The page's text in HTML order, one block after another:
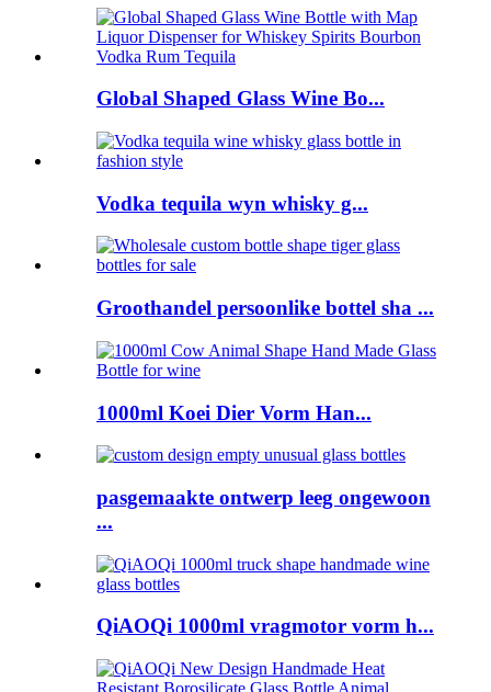
Global Shaped Glass Wine Bo...
Vodka tequila wyn whisky g...
Groothandel persoonlike bottel sha ...
1000ml Koei Dier Vorm Han...
pasgemaakte ontwerp leeg ongewoon
...
QiAOQi 1000ml vragmotor vorm h...